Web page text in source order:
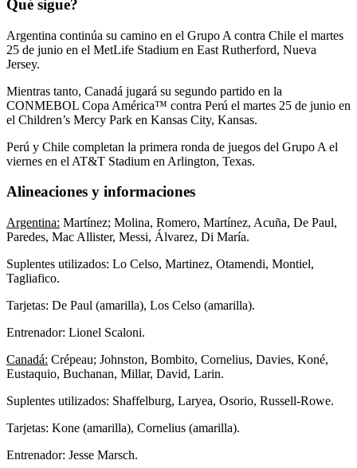
Qué sigue?
Argentina continúa su camino en el Grupo A contra Chile el martes
25 de junio en el MetLife Stadium en East Rutherford, Nueva
Jersey.
Mientras tanto, Canadá jugará su segundo partido en la
CONMEBOL Copa América™ contra Perú el martes 25 de junio en
el Children’s Mercy Park en Kansas City, Kansas.
Perú y Chile completan la primera ronda de juegos del Grupo A el
viernes en el AT&T Stadium en Arlington, Texas.
Alineaciones y informaciones
Argentina: Martínez; Molina, Romero, Martínez, Acuña, De Paul,
Paredes, Mac Allister, Messi, Álvarez, Di María.
Suplentes utilizados: Lo Celso, Martinez, Otamendi, Montiel,
Tagliafico.
Tarjetas: De Paul (amarilla), Los Celso (amarilla).
Entrenador: Lionel Scaloni.
Canadá: Crépeau; Johnston, Bombito, Cornelius, Davies, Koné,
Eustaquio, Buchanan, Millar, David, Larin.
Suplentes utilizados: Shaffelburg, Laryea, Osorio, Russell-Rowe.
Tarjetas: Kone (amarilla), Cornelius (amarilla).
Entrenador: Jesse Marsch.